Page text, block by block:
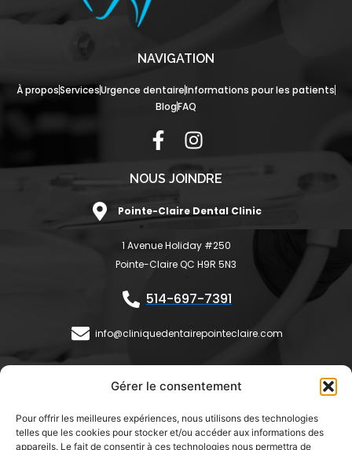
Gérer le consentement
Pour offrir les meilleures expériences, nous utilisons des technologies
telles que les cookies pour stocker et/ou accéder aux informations des
appareils. Le fait de consentir à ces technologies nous permettra de
NAVIGATION
À proposServicesUrgence dentaireInformations pour les patients
BlogFAQ
F
c
b
o
o
-
I
s
a
g
r
m
NOUS JOINDRE
Pointe-Claire Dental Clinic
1 Avenue Holiday #250
Pointe-Claire QC H9R 5N3
514-697-7391
info@cliniquedentairepointeclaire.com
HEURES D'OUVERTURE
Mardi:
Mercredi:
9h30 - 18h
8h30 - 17h